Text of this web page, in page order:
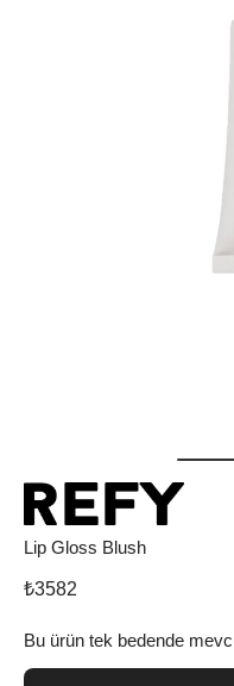
Lip Gloss Blush
₺3582
Bu ürün tek bedende